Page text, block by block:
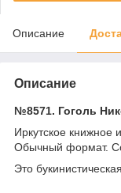
Описание
Описание
№8571. Гоголь
Иркутское книжное
Обычный формат.
Это